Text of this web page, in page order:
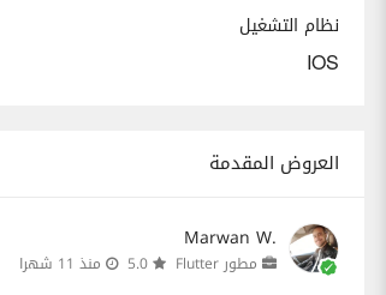
نظام التشغيل
IOS
العروض المقدمة
Marwan W.
مطور Flutter منذ 11 شهرا